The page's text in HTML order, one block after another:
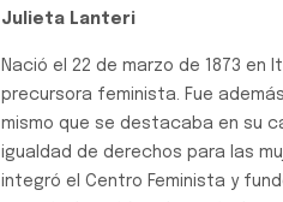
Julieta Lanteri
Nació el 22 de marzo de 1873
precursora feminista. Fue
mismo que se destacaba en su
igualdad de derechos para las
integró el Centro Feminista y